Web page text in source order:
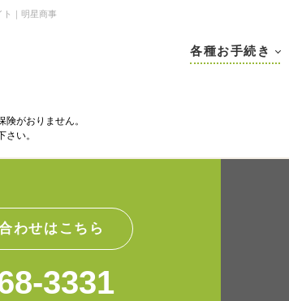
ト｜明星商事
各種お手続き
がおりません。
い。
わせはこちら
3331